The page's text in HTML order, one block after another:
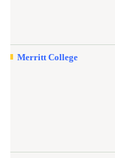
Merritt College